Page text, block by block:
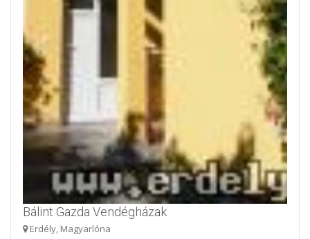
Bálint Gazda Vendégházak
Erdély, Magyarlóna